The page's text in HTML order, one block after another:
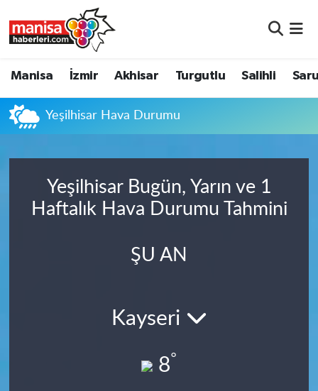
Manisa İzmir Akhisar Turgutlu Salihli
Yeşilhisar Hava Durumu
Yeşilhisar Bugün, Yarın ve 1
Haftalık Hava Durumu Tahmini
ŞU AN
Kayseri
8°
Akhisar
Turgutlu
Salihli
Manisa Nöbetçi Eczaneler
Manisa Namaz Vakitleri
Manisa Trafik Yoğunluk Haritası
Süper Lig Puan Durumu ve Fikstür